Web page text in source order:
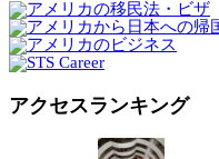
アクセスランキング